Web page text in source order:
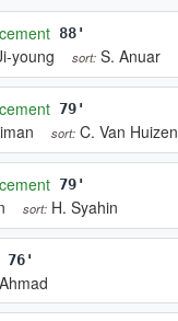
88'
young sort: S. Anuar
79'
sort: C. Van Huizen
79'
sort: H. Syahin
76'